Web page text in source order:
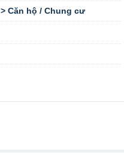
>Căn hộ / Chung cư